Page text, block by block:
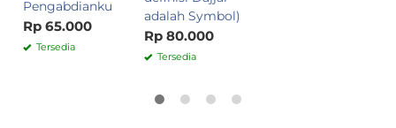
Pengabdianku
Rp 65.000
Tersedia
adalah Symbol)
Rp 80.000
Tersedia